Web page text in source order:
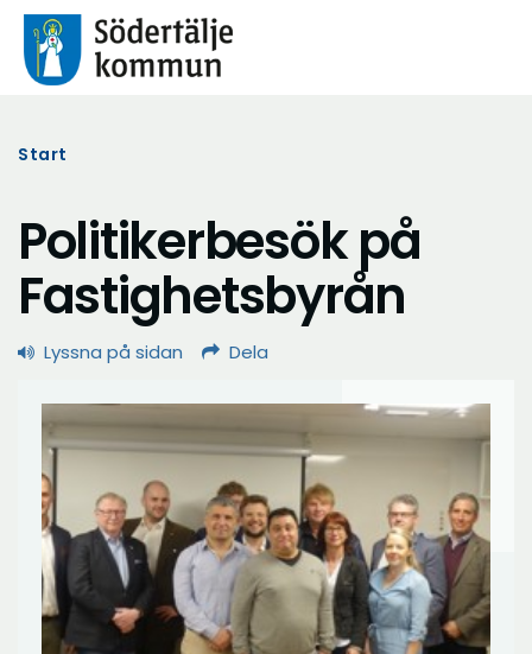
Start
Politikerbesök på
Fastighetsbyrån
Lyssna på sidan Dela